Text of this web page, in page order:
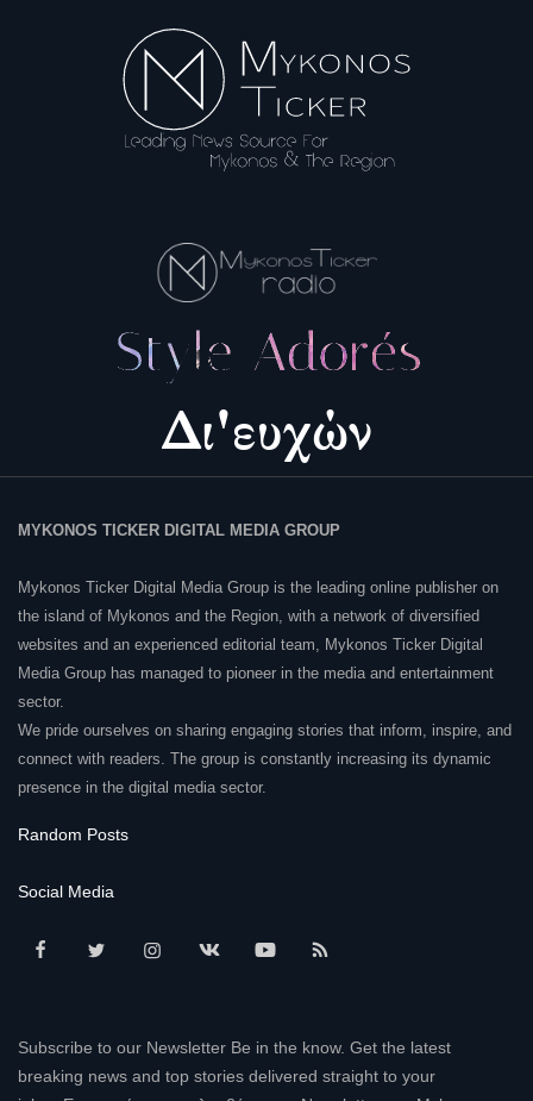
MYKONOS TICKER DIGITAL MEDIA GROUP
Mykonos Ticker Digital Media Group is the leading online publisher on
the island of Mykonos and the Region, with a network of diversified
websites and an experienced editorial team, Mykonos Ticker Digital
Media Group has managed to pioneer in the media and entertainment
sector.
We pride ourselves on sharing engaging stories that inform, inspire, and
connect with readers. The group is constantly increasing its dynamic
presence in the digital media sector.
Random Posts
Social Media
Subscribe to our Newsletter Be in the know. Get the latest
breaking news and top stories delivered straight to your